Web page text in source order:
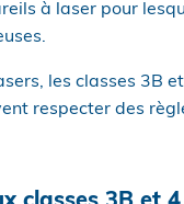
à laser pour
les classes 3B
respecter des